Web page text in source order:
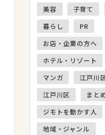
美容
子育て
暮らし
PR
お店・企業の方へ
ホテル・リゾート
マンガ
江戸川
江戸川区
まと
ジモトを動かす人
地域・ジャンル